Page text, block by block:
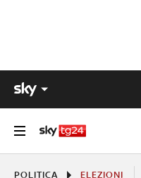
POLITICA ELEZIONI